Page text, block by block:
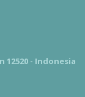
12520 - Indonesia